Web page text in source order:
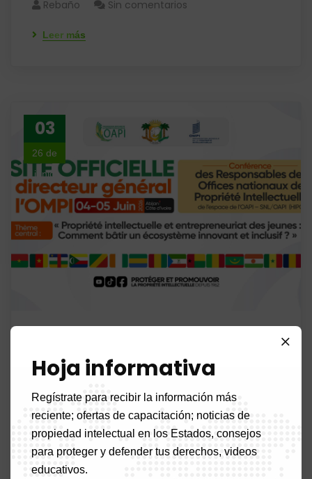
Rebaño Sin comentarios
Leer más
03
26 de
junio
Daren Tang, llega a Abiyán
para la cumbre HIPOC 2026
Rebaño Sin comentarios
Abiyán, 3 de junio de 2026 – El Director General de la
Organización Mundial de la Propiedad Intelectual
Hoja informativa
Regístrate para recibir la información más
reciente; ofertas de capacitación; noticias de
propiedad intelectual en los Estados, consejos
para proteger y defender tus derechos, videos
educativos.